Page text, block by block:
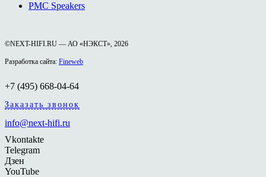
PMC Speakers
©NEXT-HIFI.RU — АО «НЭКСТ», 2026
Разработка сайта: Fineweb
+7 (495) 668-04-64
Заказать звонок
info@next-hifi.ru
Vkontakte
Telegram
Дзен
YouTube